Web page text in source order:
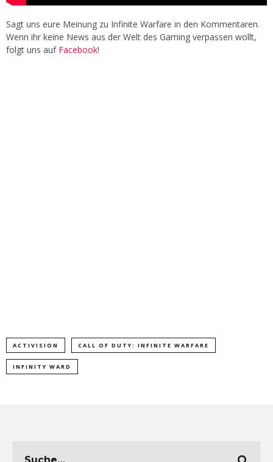
Sagt uns eure Meinung zu Infinite Warfare in den Kommentaren.
Wenn ihr keine News aus der Welt des Gaming verpassen wollt,
folgt uns auf Facebook!
ACTIVISION CALL OF DUTY: INFINITE WARFARE
INFINITY WARD